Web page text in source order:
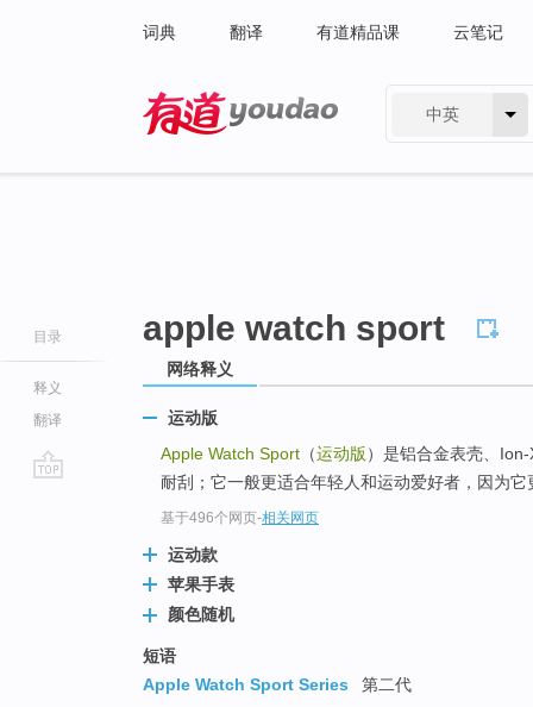
词典 翻译 有道精品课 云笔记
中英
目录
释义
翻译
apple watch sport
网络释义
运动版
Apple Watch Sport （运动版）是铝合金表壳、
耐刮；它一般更适合年轻人和运动爱好者，因为
基于496个网页-相关网页
运动款
苹果手表
颜色随机
短语
Apple Watch Sport Series
第二代